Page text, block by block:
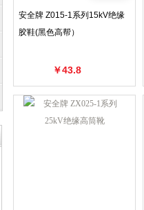
安全牌 Z015-1系列15kV绝缘
胶鞋(黑色高帮）
￥43.8